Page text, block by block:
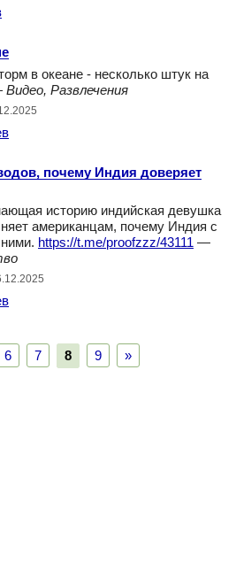
в океане - несколько штук на
Видео, Развлечения
почему Индия доверяет
историю индийская девушка
американцам, почему Индия с
https://t.me/proofzzz/43111 —
6 7 8 9 »